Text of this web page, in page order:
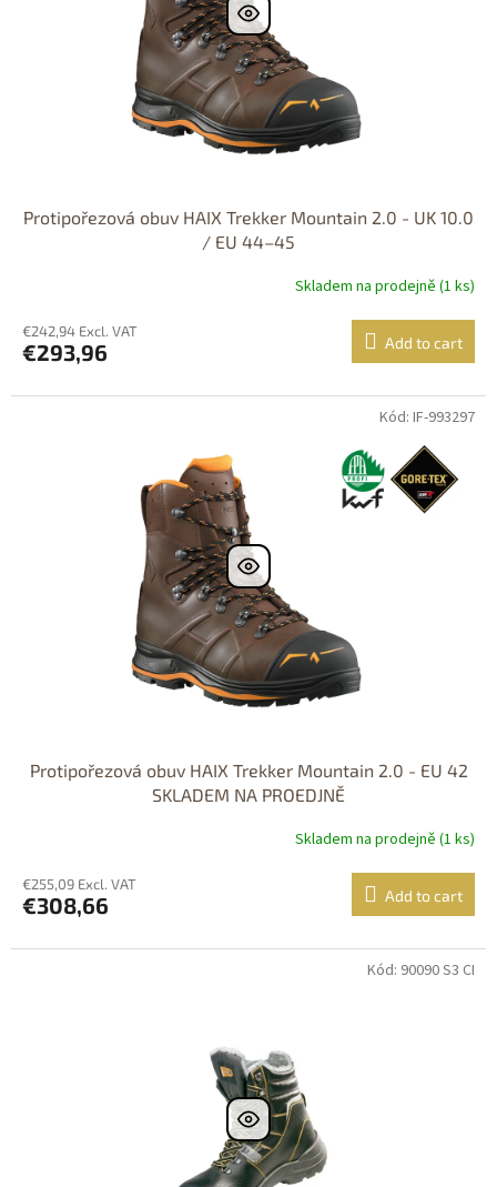
Protipořezová obuv HAIX Trekker Mountain 2.0 - UK 10.0
/ EU 44–45
Skladem na prodejně (1 ks)
€242,94 Excl. VAT
€293,96 Add to cart
Protipořezová obuv HAIX Trekker Mountain 2.0 - EU 42
SKLADEM NA PROEDJNĚ
Skladem na prodejně (1 ks)
€255,09 Excl. VAT
€308,66 Add to cart
Kód: IF-993297
Kód: 90090 S3 CI